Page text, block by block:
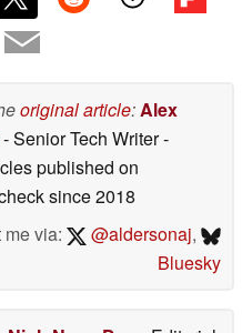
original article:Alex
- Senior Tech Writer-
published on
since 2018
me via:
@aldersonaj,
Bluesky